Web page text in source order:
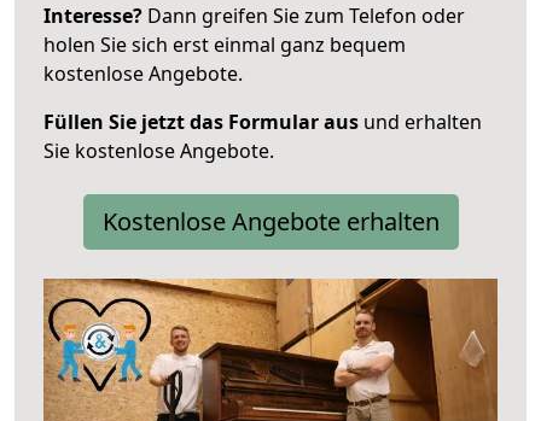
Interesse? Dann greifen Sie zum Telefon oder
holen Sie sich erst einmal ganz bequem
kostenlose Angebote.
Füllen Sie jetzt das Formular aus und erhalten
Sie kostenlose Angebote.
Kostenlose Angebote erhalten